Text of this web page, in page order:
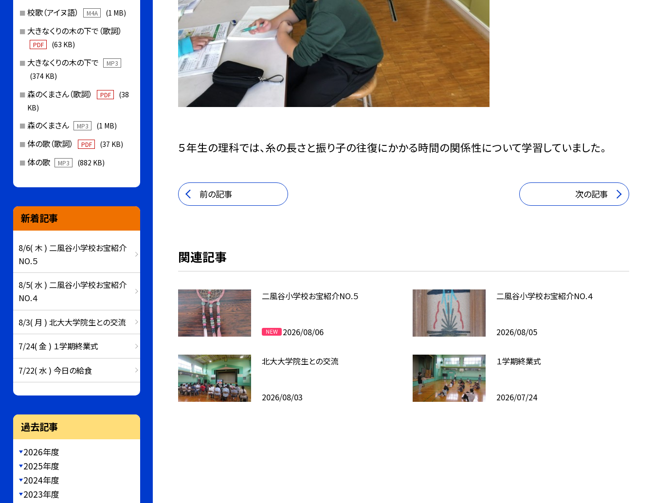
５年生の理科では、糸の長さと振り子の往復にかかる時間の関係性について学習していました。
前の記事 次の記事
関連記事
二風谷小学校お宝紹介NO.５
2026/08/06
二風谷小学校お宝紹介NO.４
2026/08/05
北大大学院生との交流
2026/08/03
１学期終業式
2026/07/24
校歌（アイヌ語） M4A (1 MB)
大きなくりの木の下で（歌詞）
PDF (63 KB)
大きなくりの木の下で MP3
(374 KB)
森のくまさん（歌詞） PDF
(38
KB)
森のくまさん MP3 (1 MB)
体の歌（歌詞） PDF (37 KB)
体の歌 MP3 (882 KB)
新着記事
8/6( 木 ) 二風谷小学校お宝紹介
NO.５
8/5( 水 ) 二風谷小学校お宝紹介
NO.４
8/3( 月 ) 北大大学院生との交流
7/24( 金 ) １学期終業式
7/22( 水 ) 今日の給食
過去記事
2026年度
2025年度
2024年度
2023年度